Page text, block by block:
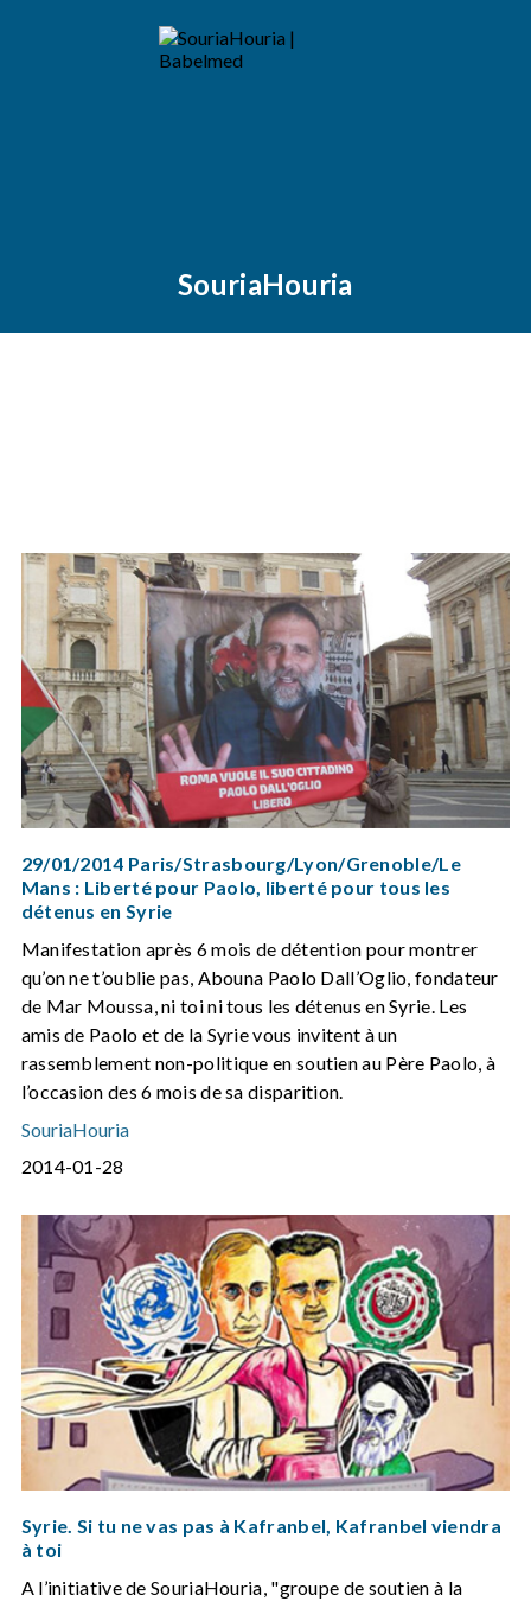
SouriaHouria
29/01/2014 Paris/Strasbourg/Lyon/Grenoble/Le
Mans : Liberté pour Paolo, liberté pour tous les
détenus en Syrie
Manifestation après 6 mois de détention pour montrer
qu’on ne t’oublie pas, Abouna Paolo Dall’Oglio, fondateur
de Mar Moussa, ni toi ni tous les détenus en Syrie. Les
amis de Paolo et de la Syrie vous invitent à un
rassemblement non-politique en soutien au Père Paolo, à
l’occasion des 6 mois de sa disparition.
SouriaHouria
2014-01-28
Syrie. Si tu ne vas pas à Kafranbel, Kafranbel viendra
à toi
A l’initiative de SouriaHouria, "groupe de soutien à la